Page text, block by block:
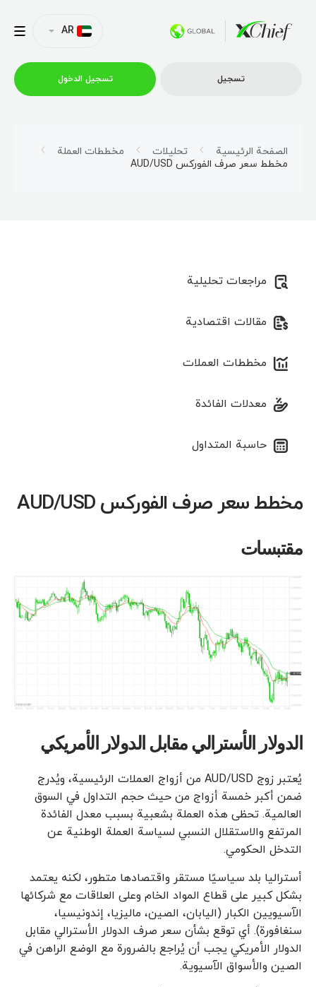
الشراكة
AR
تسجیل تسجیل الدخول
الصفحة الرئيسية تحليلات
مخططات العملة
مخطط سعر صرف الفوركس AUD/USD
مراجعات تحليلية
مقالات اقتصادية
مخططات العملات
معدلات الفائدة
حاسبة المتداول
مخطط سعر صرف الفوركس AUD/USD
مقتبسات
الدولار الأسترالي مقابل الدولار الأمريكي
يُعتبر زوج AUD/USD من أزواج العملات الرئيسية، ويُدرج
ضمن أكبر خمسة أزواج من حيث حجم التداول في السوق
العالمية. تحظى هذه العملة بشعبية بسبب معدل الفائدة
المرتفع والاستقلال النسبي لسياسة العملة الوطنية عن
التدخل الحكومي.
أستراليا بلد سياسيًا مستقر واقتصادها متطور، لكنه يعتمد
بشكل كبير على قطاع المواد الخام وعلى العلاقات مع شركائها
الآسيويين الكبار (اليابان، الصين، ماليزيا، إندونيسيا،
سنغافورة). أي توقع بشأن سعر صرف الدولار الأسترالي مقابل
الدولار الأمريكي يجب أن يُراجع بالضرورة مع الوضع الراهن في
الصين والأسواق الآسيوية.